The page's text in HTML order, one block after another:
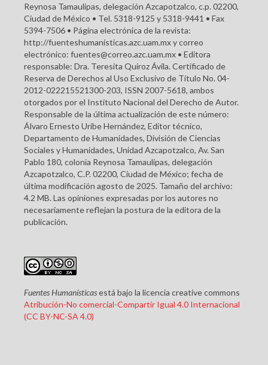
Reynosa Tamaulipas, delegación Azcapotzalco, c.p. 02200,
Ciudad de México • Tel. 5318-9125 y 5318-9441 • Fax
5394-7506 • Página electrónica de la revista:
http://fuenteshumanisticas.azc.uam.mx y correo
electrónico: fuentes@correo.azc.uam.mx • Editora
responsable: Dra. Teresita Quiroz Ávila. Certificado de
Reserva de Derechos al Uso Exclusivo de Título No. 04-
2012-022215521300-203, ISSN 2007-5618, ambos
otorgados por el Instituto Nacional del Derecho de Autor.
Responsable de la última actualización de este número:
Álvaro Ernesto Uribe Hernández, Editor técnico,
Departamento de Humanidades, División de Ciencias
Sociales y Humanidades, Unidad Azcapotzalco, Av. San
Pablo 180, colonia Reynosa Tamaulipas, delegación
Azcapotzalco, C.P. 02200, Ciudad de México; fecha de
última modificación agosto de 2025. Tamaño del archivo:
4.2 MB. Las opiniones expresadas por los autores no
necesariamente reflejan la postura de la editora de la
publicación.
Fuentes Humanísticasestá bajo la licencia creative commons
Atribución-No comercial-Compartir Igual 4.0 Internacional
(CC BY-NC-SA 4.0)